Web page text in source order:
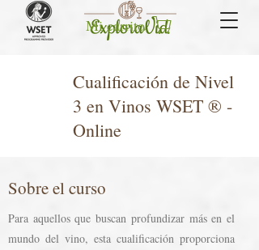
Mi carrito
Cualificación de Nivel
3 en Vinos WSET ® -
Online
Sobre el curso
Para aquellos que buscan profundizar más en el
mundo del vino, esta cualificación proporciona